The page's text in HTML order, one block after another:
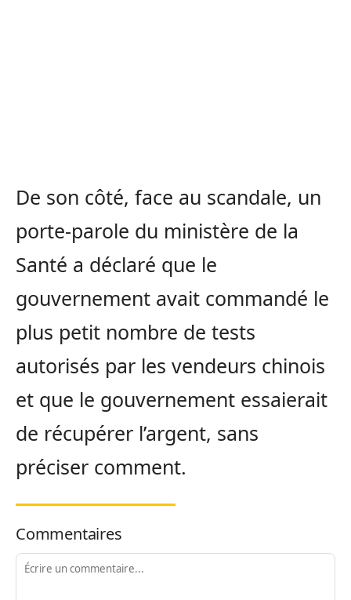
De son côté, face au scandale, un
porte-parole du ministère de la
Santé a déclaré que le
gouvernement avait commandé le
plus petit nombre de tests
autorisés par les vendeurs chinois
et que le gouvernement essaierait
de récupérer l’argent, sans
préciser comment.
Commentaires